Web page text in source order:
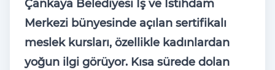
Çankaya Belediyesi İş ve İstihdam
Merkezi bünyesinde açılan sertifikalı
meslek kursları, özellikle kadınlardan
yoğun ilgi görüyor. Kısa sürede dolan